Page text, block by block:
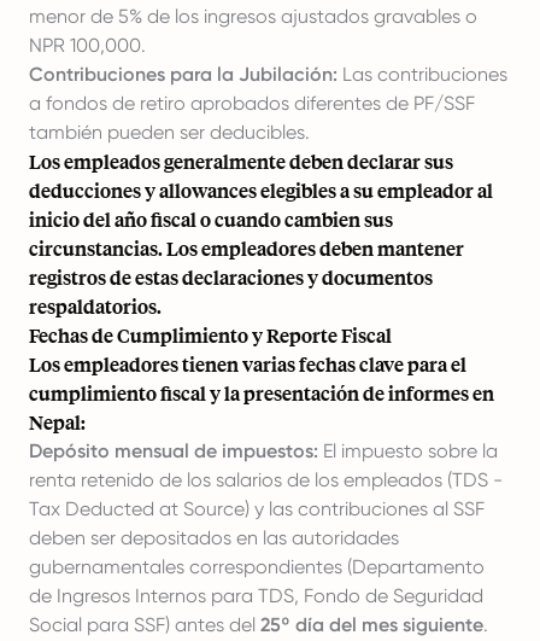
menor de 5% de los ingresos ajustados gravables o
NPR 100,000.
Contribuciones para la Jubilación: Las contribuciones
a fondos de retiro aprobados diferentes de PF/SSF
también pueden ser deducibles.
Los empleados generalmente deben declarar sus
deducciones y allowances elegibles a su empleador al
inicio del año fiscal o cuando cambien sus
circunstancias. Los empleadores deben mantener
registros de estas declaraciones y documentos
respaldatorios.
Fechas de Cumplimiento y Reporte Fiscal
Los empleadores tienen varias fechas clave para el
cumplimiento fiscal y la presentación de informes en
Nepal:
Depósito mensual de impuestos: El impuesto sobre la
renta retenido de los salarios de los empleados (TDS -
Tax Deducted at Source) y las contribuciones al SSF
deben ser depositados en las autoridades
gubernamentales correspondientes (Departamento
de Ingresos Internos para TDS, Fondo de Seguridad
Social para SSF) antes del 25º día del mes siguiente.